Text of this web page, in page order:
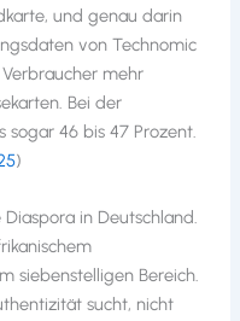
und genau darin
von Technomic
mehr
Bei der
sogar 46 bis 47 Prozent.
)
in Deutschland.
siebenstelligen Bereich.
sucht, nicht